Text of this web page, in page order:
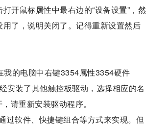
开鼠标属性中最右边的“设备设置”，然
了，说明关闭了。记得重新设置然后
的电脑中右键3354属性3354硬件
安装了其他触控板驱动，选择相应的名
请重新安装驱动程序。
过软件、快捷键组合等方式来实现。但